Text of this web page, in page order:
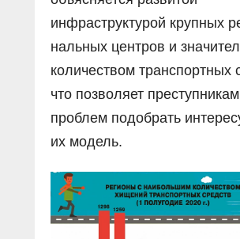
инфраструктурой крупных
нальных центров и
количеством транспортных
что позволяет
проблем подобрать
их модель.